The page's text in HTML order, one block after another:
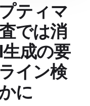
ティマ
では消
成の要
イン検
に